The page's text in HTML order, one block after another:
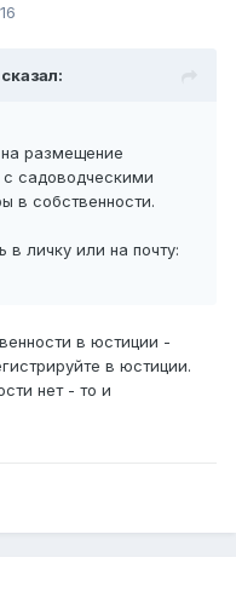
размещение
садоводческими
в собственности.
в личку или на почту:
в юстиции -
в юстиции.
нет - то и